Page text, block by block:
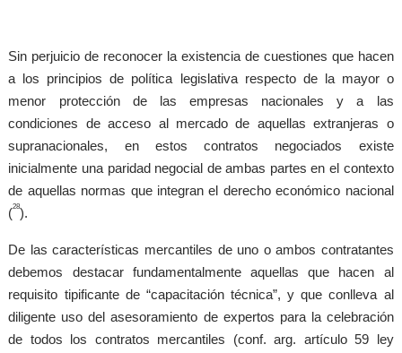
Sin perjuicio de reconocer la existencia de cuestiones que hacen
a los principios de política legislativa respecto de la mayor o
menor protección de las empresas nacionales y a las
condiciones de acceso al mercado de aquellas extranjeras o
supranacionales, en estos contratos negociados existe
inicialmente una paridad negocial de ambas partes en el contexto
de aquellas normas que integran el derecho económico nacional
(28).
De las características mercantiles de uno o ambos contratantes
debemos destacar fundamentalmente aquellas que hacen al
requisito tipificante de “capacitación técnica”, y que conlleva al
diligente uso del asesoramiento de expertos para la celebración
de todos los contratos mercantiles (conf. arg. artículo 59 ley